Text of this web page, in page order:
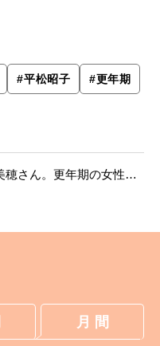
#平松昭子 #更年期
月 間